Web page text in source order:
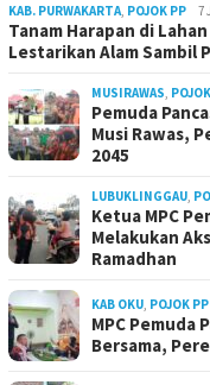
KAB. PURWAKARTA, POJOK PP 7
Tanam Harapan di
Lestarikan Alam Sambil
MUSIRAWAS,
Pemuda
Musi Rawas,
2045
LUBUKLINGGAU,
Ketua MPC
Melakukan
Ramadhan
KAB OKU, POJOK PP
MPC Pemuda
Bersama,